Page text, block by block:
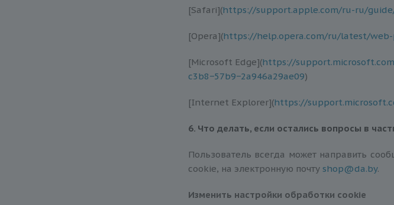
[Safari](https://support.apple.com/ru-ru/
[Opera](https://help.opera.com/ru/latest/web-
[Microsoft Edge](https://
c3b8−57b9−2a946a29ae09)
[Internet Explorer](https://
6. Что делать, если остались вопросы в
Пользователь всегда может направить
сookie, на электронную почту shop@da.by.
Изменить настройки обработки cookie